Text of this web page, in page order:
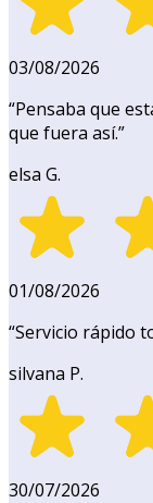
03/08/2026
“Pensaba que
que fuera así.”
elsa G.
01/08/2026
“Servicio rápido
silvana P.
30/07/2026